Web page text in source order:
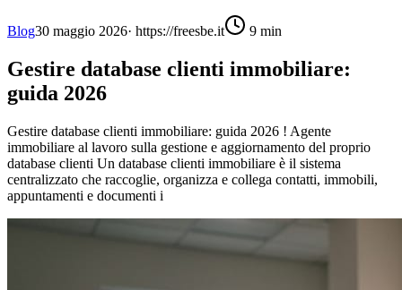
Blog30 maggio 2026· https://freesbe.it 9 min
Gestire database clienti immobiliare:
guida 2026
Gestire database clienti immobiliare: guida 2026 ! Agente
immobiliare al lavoro sulla gestione e aggiornamento del proprio
database clienti Un database clienti immobiliare è il sistema
centralizzato che raccoglie, organizza e collega contatti, immobili,
appuntamenti e documenti i